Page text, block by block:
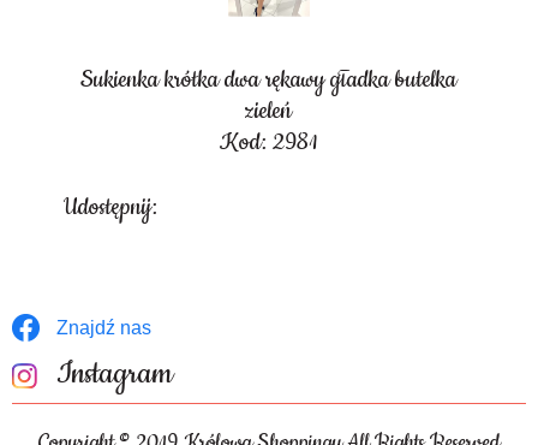
Sukienka krótka dwa rękawy gładka butelka
zieleń
Kod: 2981
Udostępnij:
Znajdź nas
Instagram